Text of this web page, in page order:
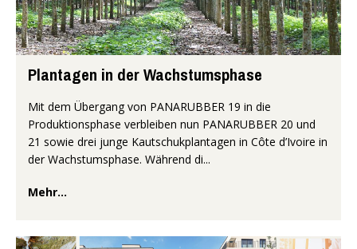
Plantagen in der Wachstumsphase
Mit dem Übergang von PANARUBBER 19 in die
Produktionsphase verbleiben nun PANARUBBER 20 und
21 sowie drei junge Kautschukplantagen in Côte d’Ivoire in
der Wachstumsphase. Während di...
Mehr...